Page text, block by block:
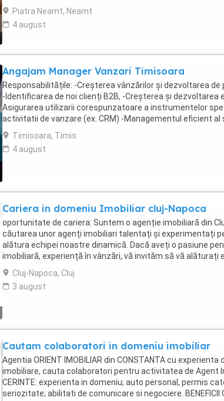
va asteptam in echipa noastra. Aveti ...
Piatra Neamt, Neamt
4 august
Angajam Manager Vanzari Timisoara
Responsabilitățile: -Creșterea vânzărilor și dezvoltarea de
-Identificarea de noi clienți B2B, -Creșterea și dezvoltarea
Asigurarea utilizarii corespunzatoare a instrumentelor
activitatii de vanzare (ex. CRM) -Managementul eficient al
Asigurarea mixului ...
Timisoara, Timis
4 august
Cariera in domeniu Imobiliar cluj-Napoca
oportunitate de cariera: Suntem o agenție imobiliară din
căutarea unor agenți imobiliari talentați și experimentați
alătura echipei noastre dinamică. Dacă aveți o pasiune
imobiliară, experiență în vânzări, vă invităm să vă alăturați
noastre și să contribuiți ...
Cluj-Napoca, Cluj
3 august
Cautam colaboratori in domeniu imobiliar
Agentia ORIENT IMOBILIAR din CONSTANTA cu experienta
imobiliare, cauta colaboratori pentru activitatea de Agent
CERINTE: experienta in domeniu; auto personal, permis
seriozitate; abilitati de comunicare si negociere. BENEFICII